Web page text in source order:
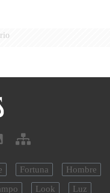
Fortuna
Hombre
Look Luz